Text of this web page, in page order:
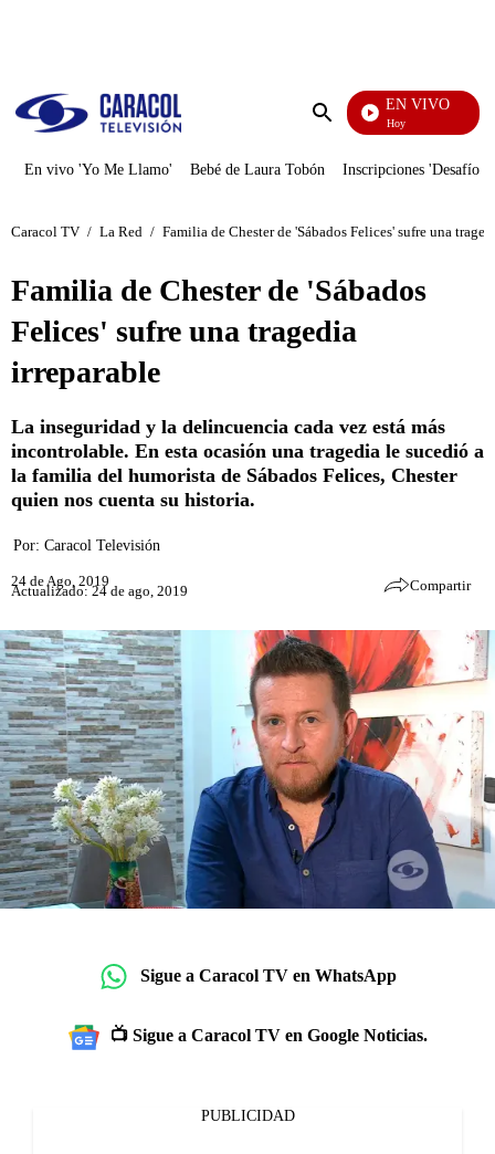
Enviar
EN VIVO
La Finca De Hoy
En vivo 'Yo Me Llamo' Bebé de Laura Tobón Inscripciones 'Desafío'
Caracol TV / La Red / Familia de Chester de 'Sábados Felices' sufre una
Familia de Chester de 'Sábados
Felices' sufre una tragedia
irreparable
La inseguridad y la delincuencia cada vez está más
incontrolable. En esta ocasión una tragedia le sucedió a
la familia del humorista de Sábados Felices, Chester
quien nos cuenta su historia.
Por: Caracol Televisión
24 de Ago, 2019
Actualizado: 24 de ago, 2019 Compartir
Sigue a Caracol TV en WhatsApp
📺 Sigue a Caracol TV en Google Noticias.
PUBLICIDAD